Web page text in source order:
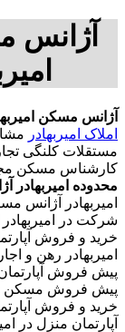
آژانس
آژانس مسکن
املاک امیربهادر
کارشناس مسکن
محدوده امیربهادر
امیربهادر آژانس
شرکت در امیربهادر
خرید و فروش
امیربهادر رهن و
پیش فروش
پیش فروش مسکن
خرید و فروش
آپارتمان منزل در